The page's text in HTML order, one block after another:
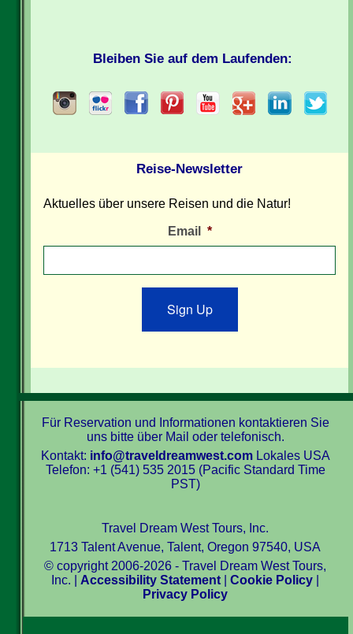
Bleiben Sie auf dem Laufenden:
Reise-Newsletter
Aktuelles über unsere Reisen und die Natur!
Email *
Sign Up
Für Reservation und Informationen kontaktieren Sie
uns bitte über Mail oder telefonisch.
Kontakt: info@traveldreamwest.comLokales USA
Telefon: +1 (541) 535 2015 (Pacific Standard Time
PST)
Travel Dream West Tours, Inc.
1713 Talent Avenue, Talent, Oregon 97540, USA
© copyright 2006-2026 - Travel Dream West Tours,
Inc. | Accessibility Statement |Cookie Policy
Privacy Policy